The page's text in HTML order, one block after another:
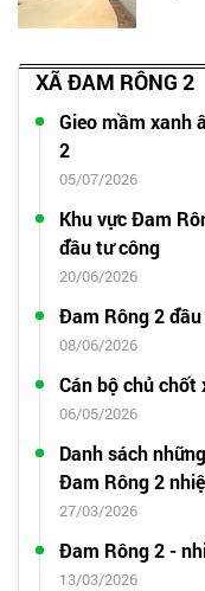
XÃ ĐAM RÔNG 2
Gieo mầm xanh
2
05/07/2026
Khu vực Đam
đầu tư công
20/06/2026
Đam Rông 2
08/06/2026
Cán bộ chủ chốt
06/05/2026
Danh sách
Đam Rông 2
27/03/2026
Đam Rông 2 -
13/03/2026